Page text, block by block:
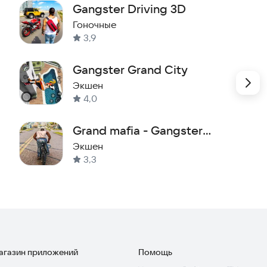
Gangster Driving 3D
Гоночные
3,9
Gangster Grand City
Экшен
4,0
Grand mafia - Gangster
Vegas Crime City Game
Экшен
3,3
приложений
Помощь